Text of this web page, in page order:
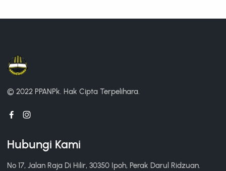
© 2022 PPANPk. Hak Cipta Terpelihara.
Hubungi Kami
No 17, Jalan Raja Di Hilir, 30350 Ipoh, Perak Darul Ridzuan.